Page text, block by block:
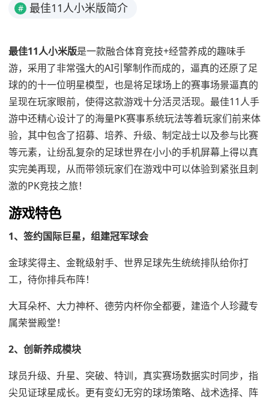
# 最佳11人小米版简介
最佳11人小米版是一款融合体育竞技+经营养成的趣味手
游，采用了非常强大的AI引擎制作而成的，逼真的还原了足
球的的十一位明星模型，也是将足球场上的赛事场景逼真的
呈现在玩家眼前，使得这款游戏十分活灵活现。最佳11人手
游中还精心设计了的海量PK赛事系统玩法等着玩家们前来体
验，其中包含了招募、培养、升级、制定战士以及参与比赛
等元素，让纷乱复杂的足球世界在小小的手机屏幕上得以真
实完美再现，从而带领玩家们在游戏中可以体验到紧张且刺
激的PK竞技之旅！
游戏特色
1、签约国际巨星，组建冠军球会
金球奖得主、金靴级射手、世界足球先生统统排队给你打
工，待你排兵布阵！
大耳朵杯、大力神杯、德劳内杯你全都要，建造个人珍藏专
属荣誉殿堂！
2、创新养成模块
球员升级、升星、突破、特训，真实赛场数据实时同步，指
尖见证球星成长。更有变幻无穷的球场策略、战术选择、阵